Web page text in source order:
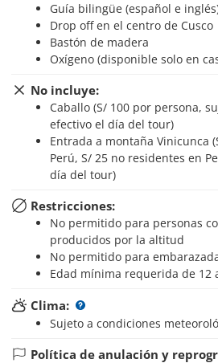
Guía bilingüe (español e
Drop off en el centro de Cusco
Bastón de madera
Oxígeno (disponible solo en
No incluye:
Caballo (S/ 100 por persona, sujeto a cambio, pago en
efectivo el día del tour)
Entrada a montaña Vinicunca (S/ 15 residentes en
Perú, S/ 25 no residentes en
día del tour)
Restricciones:
No permitido para personas con problemas
producidos por la altitud
No permitido para
Edad mínima requerida de 12
Clima:
Sujeto a condiciones
Política de anulación y